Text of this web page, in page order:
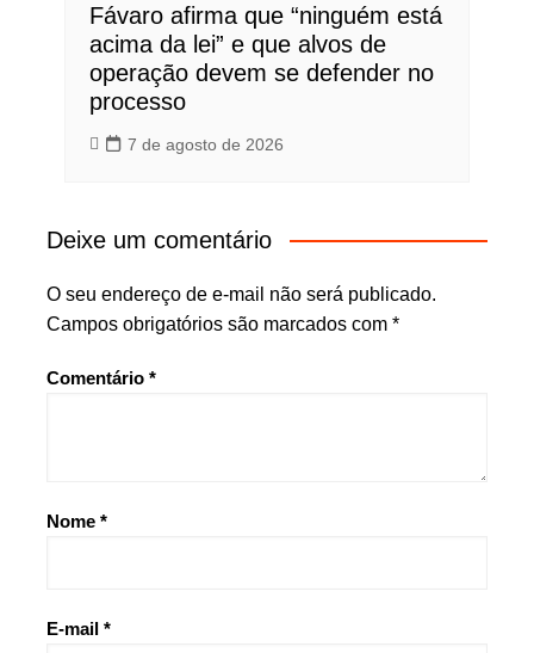
Fávaro afirma que “ninguém está
acima da lei” e que alvos de
operação devem se defender no
processo
7 de agosto de 2026
Deixe um comentário
O seu endereço de e-mail não será publicado.
Campos obrigatórios são marcados com *
Comentário *
Nome *
E-mail *